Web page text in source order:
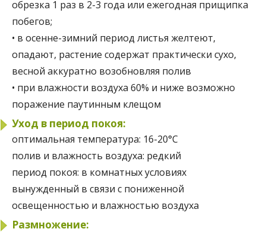
обрезка 1 раз в 2-3 года или ежегодная прищипка
побегов;
• в осенне-зимний период листья желтеют,
опадают, растение содержат практически сухо,
весной аккуратно возобновляя полив
• при влажности воздуха 60% и ниже возможно
поражение паутинным клещом
Уход в период покоя:
оптимальная температура: 16-20°C
полив и влажность воздуха: редкий
период покоя: в комнатных условиях
вынужденный в связи с пониженной
освещенностью и влажностью воздуха
Размножение: